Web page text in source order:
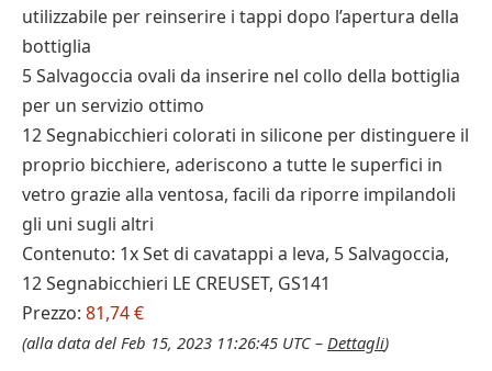
utilizzabile per reinserire i tappi dopo l’apertura della
bottiglia
5 Salvagoccia ovali da inserire nel collo della bottiglia
per un servizio ottimo
12 Segnabicchieri colorati in silicone per distinguere il
proprio bicchiere, aderiscono a tutte le superfici in
vetro grazie alla ventosa, facili da riporre impilandoli
gli uni sugli altri
Contenuto: 1x Set di cavatappi a leva, 5 Salvagoccia,
12 Segnabicchieri LE CREUSET, GS141
Prezzo: 81,74 €
(alla data del Feb 15, 2023 11:26:45 UTC – Dettagli)